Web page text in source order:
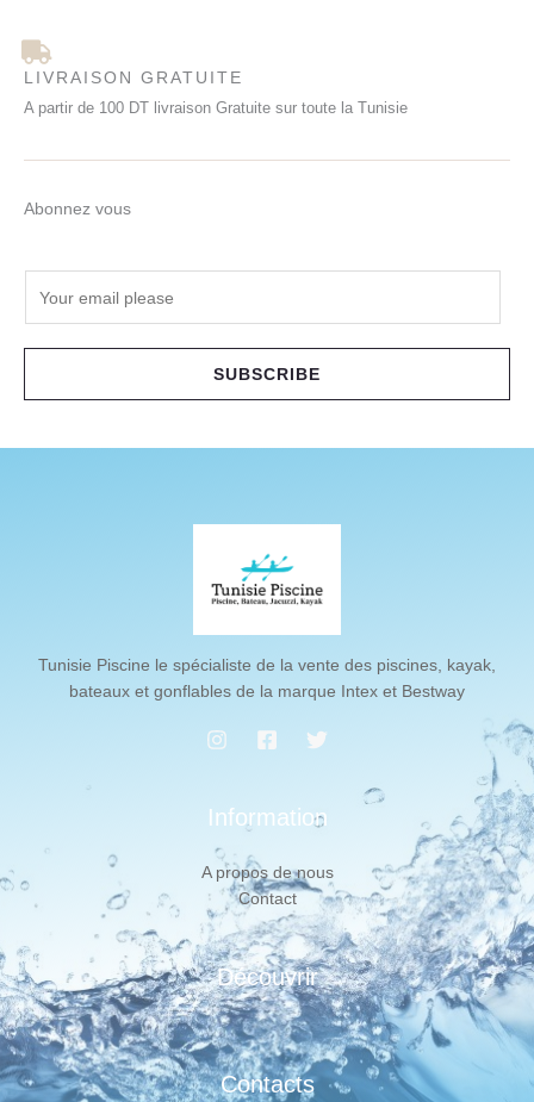
LIVRAISON GRATUITE
A partir de 100 DT livraison Gratuite sur toute la Tunisie
Abonnez vous
SUBSCRIBE
Tunisie Piscine le spécialiste de la vente des piscines, kayak,
bateaux et gonflables de la marque Intex et Bestway
Information
A propos de nous
Contact
Découvrir
Contacts